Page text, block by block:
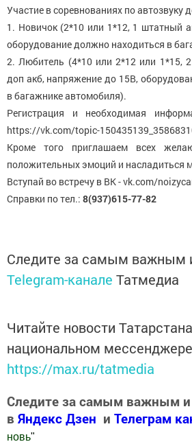
Участие в соревнованиях по автозвуку
1. Новичок (2*10 или 1*12, 1 штатный
оборудование должно находиться в
2. Любитель (4*10 или 2*12 или 1*15,
доп акб, напряжение до 15В,
в багажнике автомобиля).
Регистрация и необходимая
https://vk.com/topic-
Кроме того приглашаем всех
положительных эмоций и насладиться
Вступай во встречу в ВК - vk.com/
Справки по тел.: 8(937)615-77-82
Следите за самым важным
Telegram-канале Татмедиа
Читайте новости
национальном
https://max.ru/tatmedia
Следите за самым важным
в Яндекс Дзен и Телеграм
новь"